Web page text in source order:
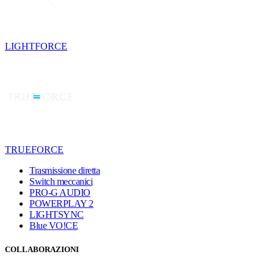
LIGHTFORCE
TRUEFORCE
Trasmissione diretta
Switch meccanici
PRO-G AUDIO
POWERPLAY 2
LIGHTSYNC
Blue VO!CE
COLLABORAZIONI